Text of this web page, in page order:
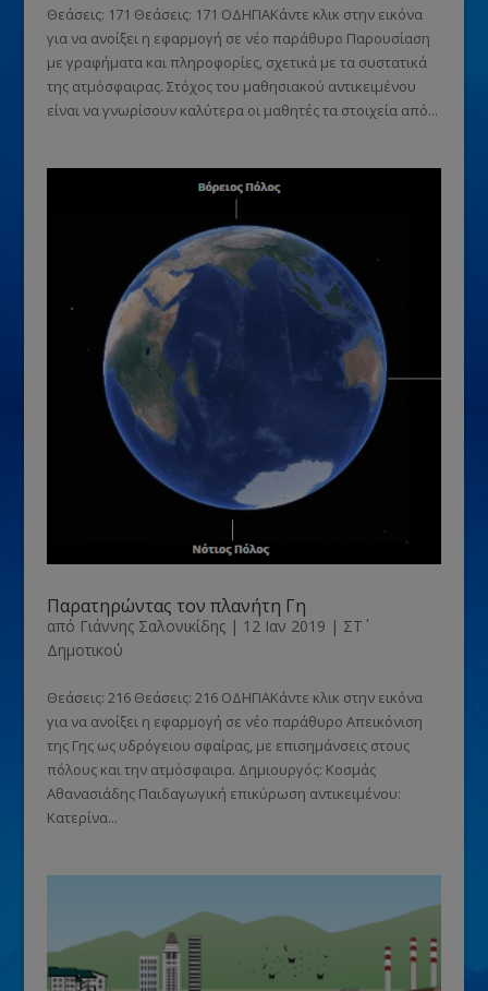
Θεάσεις: 171 Θεάσεις: 171 ΟΔΗΓΙΑΚάντε κλικ στην εικόνα
για να ανοίξει η εφαρμογή σε νέο παράθυρο Παρουσίαση
με γραφήματα και πληροφορίες, σχετικά με τα συστατικά
της ατμόσφαιρας. Στόχος του μαθησιακού αντικειμένου
είναι να γνωρίσουν καλύτερα οι μαθητές τα στοιχεία από...
Παρατηρώντας τον πλανήτη Γη
από Γιάννης Σαλονικίδης| 12 Ιαν 2019 | ΣΤ΄
Δημοτικού
Θεάσεις: 216 Θεάσεις: 216 ΟΔΗΓΙΑΚάντε κλικ στην εικόνα
για να ανοίξει η εφαρμογή σε νέο παράθυρο Απεικόνιση
της Γης ως υδρόγειου σφαίρας, με επισημάνσεις στους
πόλους και την ατμόσφαιρα. Δημιουργός: Κοσμάς
Αθανασιάδης Παιδαγωγική επικύρωση αντικειμένου:
Κατερίνα...